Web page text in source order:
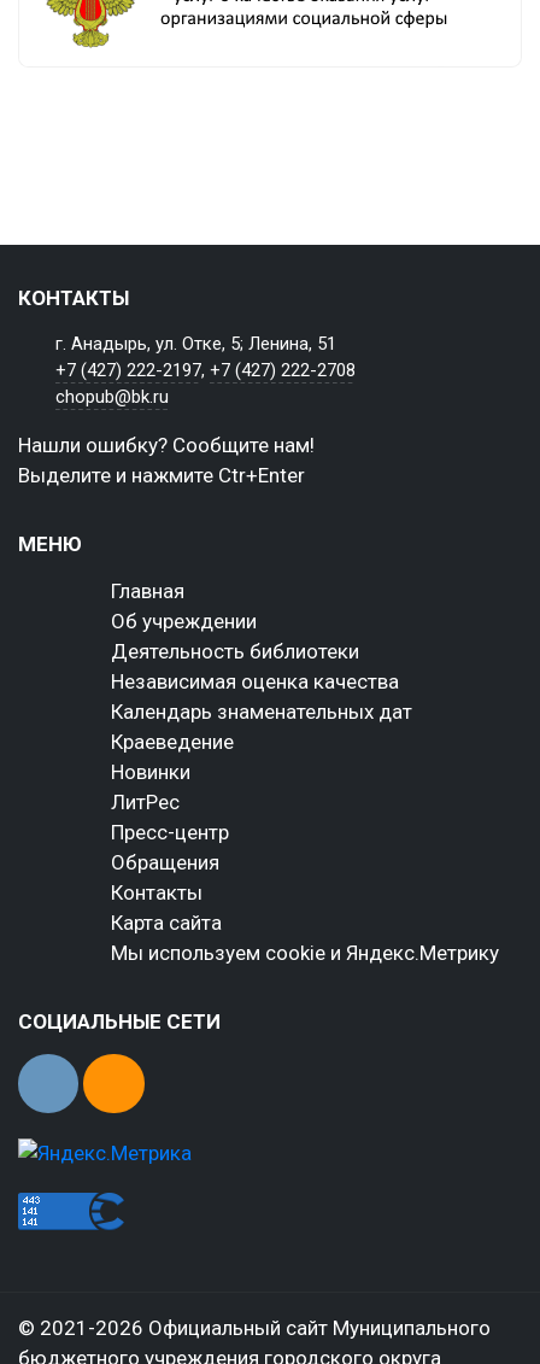
КОНТАКТЫ
г. Анадырь, ул. Отке, 5; Ленина, 51
+7 (427) 222-2197,+7 (427) 222-2708
chopub@bk.ru
Нашли ошибку? Сообщите нам!
Выделите и нажмите Ctr+Enter
МЕНЮ
Главная
Об учреждении
Деятельность библиотеки
Независимая оценка качества
Календарь знаменательных дат
Краеведение
Новинки
ЛитРес
Пресс-центр
Обращения
Контакты
Карта сайта
Мы используем cookie и Яндекс.Метрику
СОЦИАЛЬНЫЕ СЕТИ
© 2021-2026 Официальный сайт Муниципального
бюджетного учреждения городского округа